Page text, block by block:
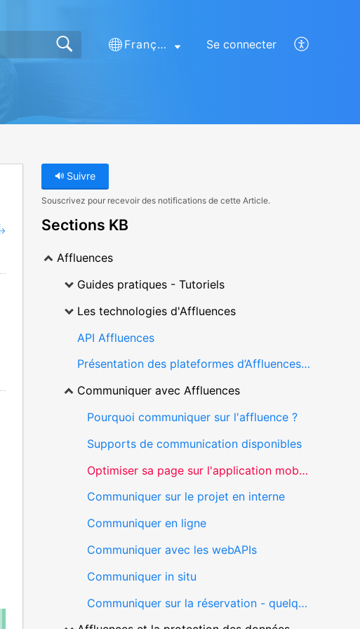
Français (France) Se connecter
Suivre
Souscrivez pour recevoir des notifications de cette Article.
Sections KB
Affluences
Guides pratiques - Tutoriels
Les technologies d'Affluences
API Affluences
Présentation des plateformes d’Affluences (application mobile et site web)
Communiquer avec Affluences
Pourquoi communiquer sur l'affluence ?
Supports de communication disponibles
Optimiser sa page sur l'application mobile
Communiquer sur le projet en interne
Communiquer en ligne
Communiquer avec les webAPIs
Communiquer in situ
Communiquer sur la réservation - quelques exemples